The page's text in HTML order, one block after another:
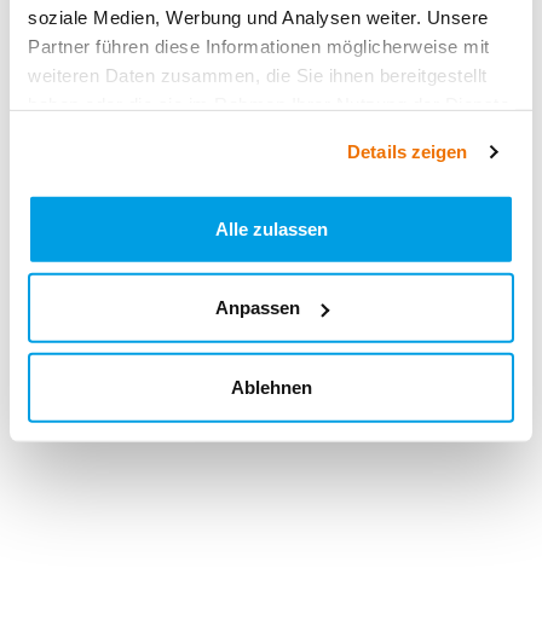
soziale Medien, Werbung und Analysen weiter. Unsere
Partner führen diese Informationen möglicherweise mit
weiteren Daten zusammen, die Sie ihnen bereitgestellt
Details zeigen
Alle zulassen
Anpassen
Ablehnen